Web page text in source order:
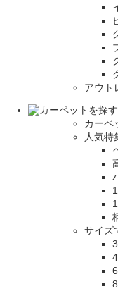
アウト
カーペ
人気特
サイズ